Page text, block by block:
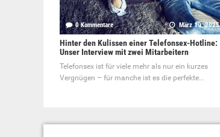
0 Kommentare März 10, 2025
Hinter den Kulissen einer Telefonsex-Hotline:
Unser Interview mit zwei Mitarbeitern
Telefonsex ist für viele mehr als nur ein kurzes
Vergnügen – für manche ist es die perfekte...